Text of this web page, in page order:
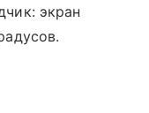
экран